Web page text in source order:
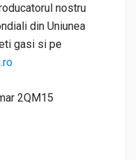
nostru
din Uniunea
gasi si pe